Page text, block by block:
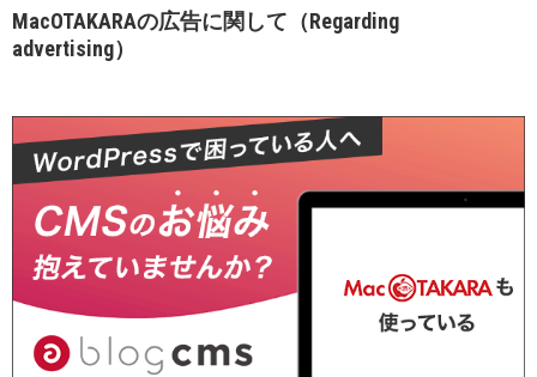
MacOTAKARAの広告に関して（Regarding
advertising）